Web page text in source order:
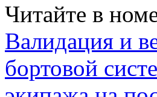
Читайте в
Валидация и
бортовой